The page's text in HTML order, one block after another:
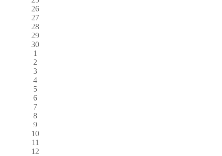
26
27
28
29
30
1
2
3
4
5
6
7
8
9
10
11
12